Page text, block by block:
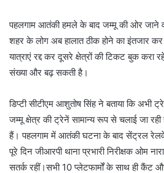
पहलगाम आतंकी हमले के बाद जम्मू की ओर जाने
शहर के लोग अब हालात ठीक होने का इंतजार
यात्राएं रद्द कर दूसरे क्षेत्रों की टिकट बुक करा
संख्या और बढ़ सकती है।
डिप्टी सीटीएम आशुतोष सिंह ने बताया कि अभी
जम्मू क्षेत्र की ट्रेनें सामान्य रूप से चलाई जा रही
हैं। पहलगाम में आतंकी घटना के बाद सेंट्रल
पूरे दिन जीआरपी थाना प्रभारी निरीक्षक ओम
सतर्क रहीं।सभी 10 प्लेटफार्मों के साथ ही कैंट